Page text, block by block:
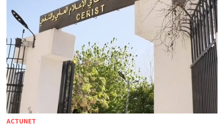
SUPERCALCULATEUR
FUGAKU
RENAÎT
MACHINE
HYBRIDE
QUANTIQUE
ACTUNET